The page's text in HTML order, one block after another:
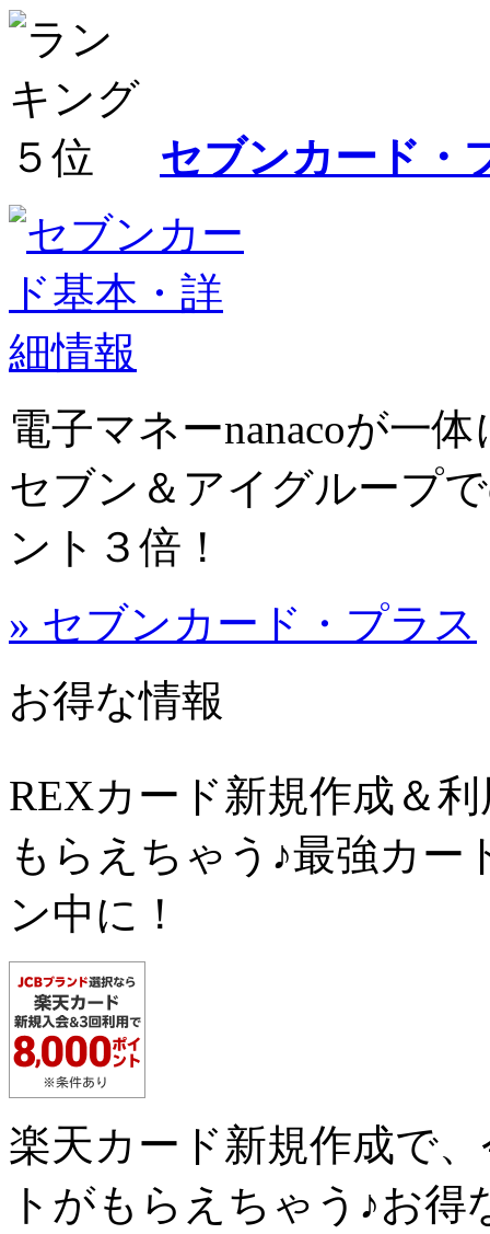
セブンカード・
電子マネーnanacoが一
セブン＆アイグループ
ント３倍！
» セブンカード・プラス
お得な情報
REXカード新規作成＆
もらえちゃう♪最強カ
ン中に！
楽天カード新規作成で
トがもらえちゃう♪お